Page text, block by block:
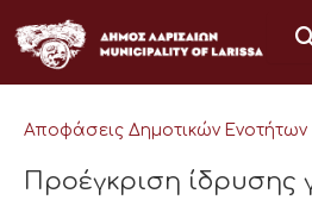
στο
περιεχόμενο
Αποφάσεις Δημοτικών Ενοτήτων
Προέγκριση ίδρυσης